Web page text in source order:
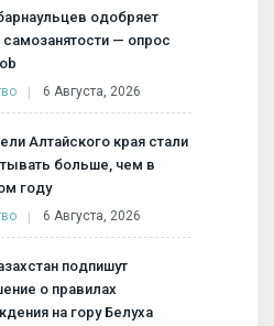
одобряет
— опрос
6 Августа, 2026
Алтайского края стали
больше, чем в
году
6 Августа, 2026
подпишут
о правилах
на гору Белуха